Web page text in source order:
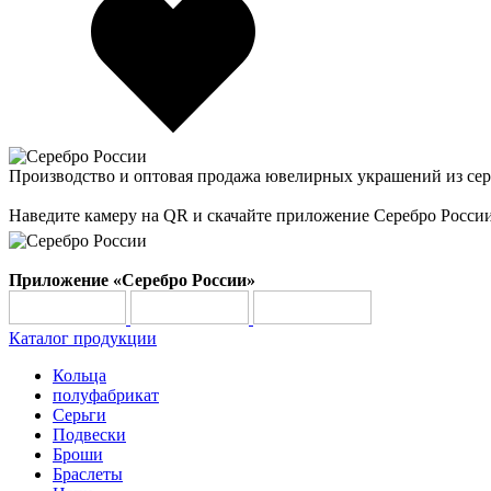
Производство и оптовая продажа ювелирных украшений из
Наведите камеру на QR и скачайте приложение Серебро
Приложение «Серебро России»
Каталог продукции
Кольца
полуфабрикат
Серьги
Подвески
Броши
Браслеты